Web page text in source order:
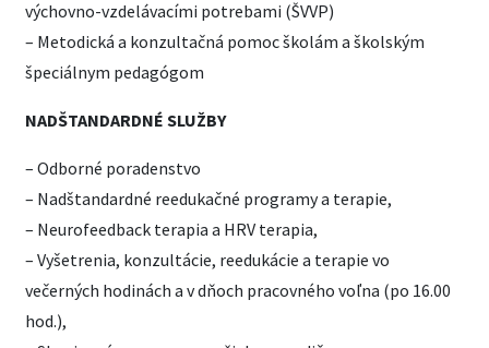
výchovno-vzdelávacími potrebami (ŠVVP)
– Metodická a konzultačná pomoc školám a školským
špeciálnym pedagógom
NADŠTANDARDNÉ SLUŽBY
– Odborné poradenstvo
– Nadštandardné reedukačné programy a terapie,
– Neurofeedback terapia a HRV terapia,
– Vyšetrenia, konzultácie, reedukácie a terapie vo
večerných hodinách a v dňoch pracovného voľna (po 16.00
hod.),